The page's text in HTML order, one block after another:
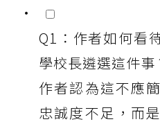
Q1：作者如何看
學校長遴選這件事
作者認為這不應
忠誠度不足，而